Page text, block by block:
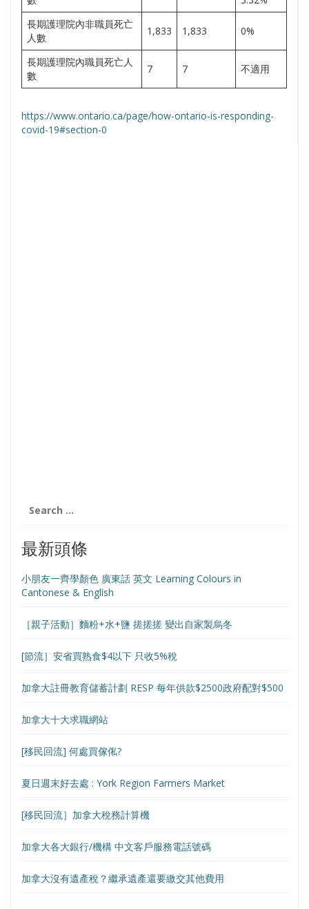
長期護理院內非職員死亡
人數
1,833 1,833 0%
長期護理院內職員死亡人
數
7 7 不適用
https://www.ontario.ca/page/how-ontario-is-responding-
covid-19#section-0
for:
最新頭條
小朋友一齊學顏色 廣東話 英文 Learning Colours in
Cantonese & English
［親子活動］麵粉+水+鹽 搓搓搓 變出自家製烏冬
[節流］安省買熟食$4以下 只收5%稅
加拿大註冊教育儲蓄計劃 RESP 每年供款$2500政府配對$500
加拿大十大求職網站
[移民回流] 何處買傢俬?
夏日週末好去處 : York Region Farmers Market
[移民回流］加拿大稅務計算機
加拿大各大銀行/機構 中文客戶服務電話號碼
加拿大沒有遺產稅？繼承遺產還要繳交其他費用